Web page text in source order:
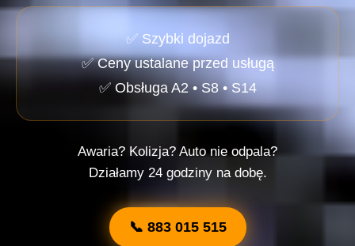
✅ Szybki dojazd
✅ Ceny ustalane przed usługą
✅ Obsługa A2 • S8 • S14
Awaria? Kolizja? Auto nie odpala?
Działamy 24 godziny na dobę.
📞 883 015 515